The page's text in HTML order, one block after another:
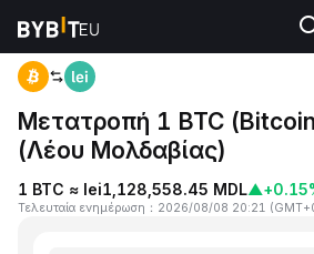
Αρχική BTC to MDL
Μετατροπή 1 BTC
(Λέου Μολδαβίας)
1 BTC ≈ lei1,128,558.45 MDL▲
Τελευταία ενημέρωση ： 2026/08/08 20:21 (